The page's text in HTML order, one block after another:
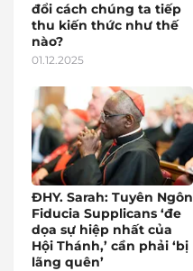
đổi cách chúng ta tiếp
thu kiến thức như thế
nào?
01.12.2025
ĐHY. Sarah: Tuyên Ngôn
Fiducia Supplicans ‘đe
dọa sự hiệp nhất của
Hội Thánh,’ cần phải ‘bị
lãng quên’